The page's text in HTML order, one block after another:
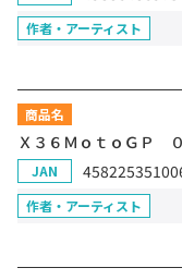
作者・アーティスト
商品名
Ｘ３６ＭｏｔｏＧＰ
JAN
作者・アーティスト